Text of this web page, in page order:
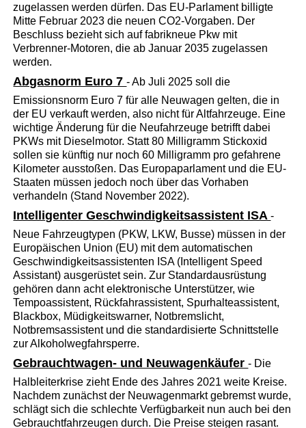
zugelassen werden dürfen. Das EU-Parlament billigte
Mitte Februar 2023 die neuen CO2-Vorgaben. Der
Beschluss bezieht sich auf fabrikneue Pkw mit
Verbrenner-Motoren, die ab Januar 2035 zugelassen
werden.
Abgasnorm Euro 7- Ab Juli 2025 soll die
Emissionsnorm Euro 7 für alle Neuwagen gelten, die in
der EU verkauft werden, also nicht für Altfahrzeuge. Eine
wichtige Änderung für die Neufahrzeuge betrifft dabei
PKWs mit Dieselmotor. Statt 80 Milligramm Stickoxid
sollen sie künftig nur noch 60 Milligramm pro gefahrene
Kilometer ausstoßen. Das Europaparlament und die EU-
Staaten müssen jedoch noch über das Vorhaben
verhandeln (Stand November 2022).
Intelligenter Geschwindigkeitsassistent ISA-
Neue Fahrzeugtypen (PKW, LKW, Busse) müssen in der
Europäischen Union (EU) mit dem automatischen
Geschwindigkeitsassistenten ISA (Intelligent Speed
Assistant) ausgerüstet sein. Zur Standardausrüstung
gehören dann acht elektronische Unterstützer, wie
Tempoassistent, Rückfahrassistent, Spurhalteassistent,
Blackbox, Müdigkeitswarner, Notbremslicht,
Notbremsassistent und die standardisierte Schnittstelle
zur Alkoholwegfahrsperre.
Gebrauchtwagen- und Neuwagenkäufer- Die
Halbleiterkrise zieht Ende des Jahres 2021 weite Kreise.
Nachdem zunächst der Neuwagenmarkt gebremst wurde,
schlägt sich die schlechte Verfügbarkeit nun auch bei den
Gebrauchtfahrzeugen durch. Die Preise steigen rasant.